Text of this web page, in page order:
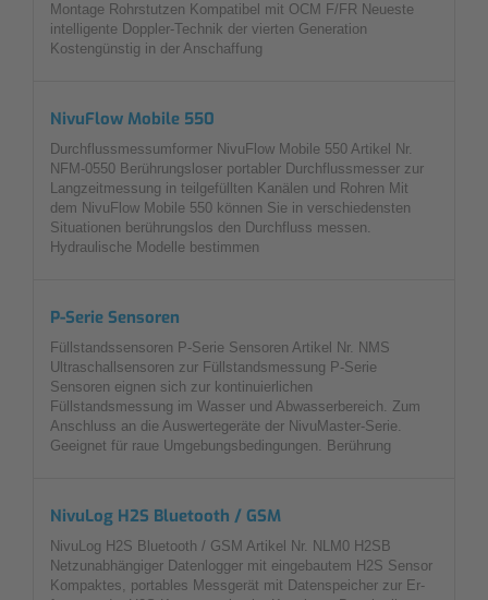
Montage Rohrstutzen Kompatibel mit OCM F/FR Neueste
intelligente Doppler-Technik der vierten Generation
Kostengünstig in der Anschaffung
NivuFlow Mobile 550
Durchflussmessumformer NivuFlow Mobile 550 Artikel Nr.
NFM-0550 Berührungsloser portabler Durchflussmesser zur
Langzeitmessung in teilgefüllten Kanälen und Rohren Mit
dem NivuFlow Mobile 550 können Sie in verschiedensten
Situationen berührungslos den Durchfluss messen.
Hydraulische Modelle bestimmen
P-Serie Sensoren
Füllstandssensoren P-Serie Sensoren Artikel Nr. NMS
Ultraschallsensoren zur Füllstandsmessung P-Serie
Sensoren eignen sich zur kontinuierlichen
Füllstandsmessung im Wasser und Abwasserbereich. Zum
Anschluss an die Auswertegeräte der NivuMaster-Serie.
Geeignet für raue Umgebungsbedingungen. Berührung
NivuLog H2S Bluetooth / GSM
NivuLog H2S Bluetooth / GSM Artikel Nr. NLM0 H2SB
Netzunabhängiger Datenlogger mit eingebautem H2S Sensor
Kompaktes, portables Messgerät mit Datenspeicher zur Er-